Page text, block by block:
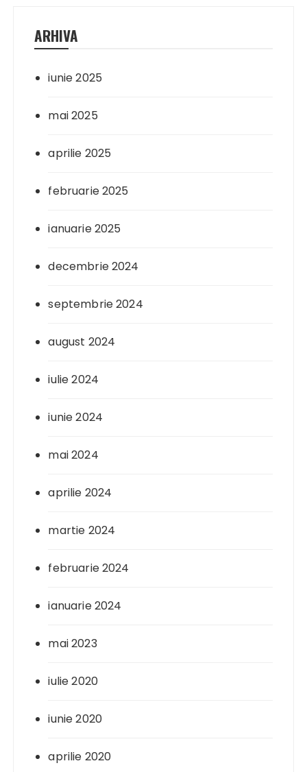
ARHIVA
iunie 2025
mai 2025
aprilie 2025
februarie 2025
ianuarie 2025
decembrie 2024
septembrie 2024
august 2024
iulie 2024
iunie 2024
mai 2024
aprilie 2024
martie 2024
februarie 2024
ianuarie 2024
mai 2023
iulie 2020
iunie 2020
aprilie 2020